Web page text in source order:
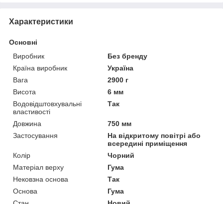
Характеристики
Основні
Виробник
Без бренду
Країна виробник
Україна
Вага
2900 г
Висота
6 мм
Водовідштовхувальні
властивості
Так
Довжина
750 мм
Застосування
На відкритому повітрі або
всередині приміщення
Колір
Чорний
Матеріал верху
Гума
Нековзна основа
Так
Основа
Гума